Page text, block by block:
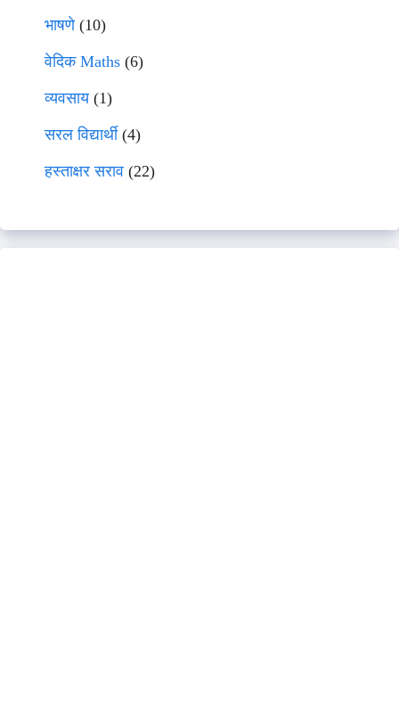
भाषणे(10)
वेदिक Maths (6)
व्यवसाय(1)
सरल विद्यार्थी(4)
हस्ताक्षर सराव (22)